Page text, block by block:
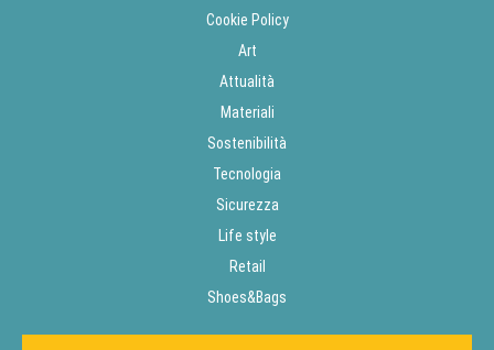
Cookie Policy
Art
Attualità
Materiali
Sostenibilità
Tecnologia
Sicurezza
Life style
Retail
Shoes&Bags